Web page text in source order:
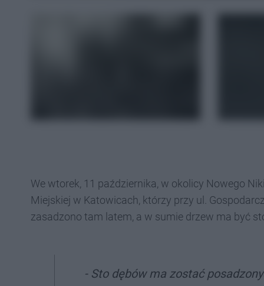
We wtorek, 11 października, w okolicy Nowego
Miejskiej w Katowicach, którzy przy ul.
zasadzono tam latem, a w sumie drzew ma być
- Sto dębów ma zostać